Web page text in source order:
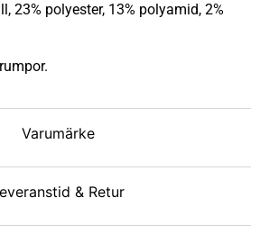
Varumärke
& Retur
23% polyester, 13% polyamid, 2%